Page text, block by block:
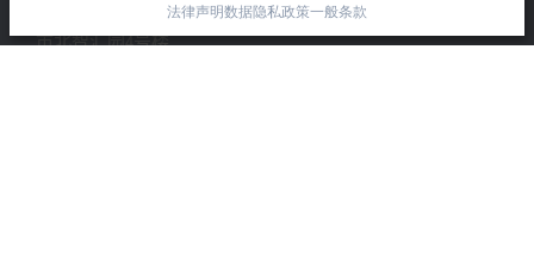
毕孚自动化设备贸易(上海)有限公司
市北智汇园4号楼
法律声明数据隐私政策一般条款